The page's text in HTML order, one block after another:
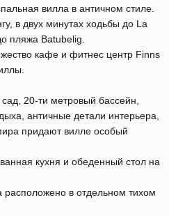
вилла в античном стиле.
в двух минутах ходьбы до La
пляжа Batubelig.
кафе и фитнес центр Finns
20-ти метровый бассейн,
античные детали интерьера,
придают вилле особый
кухня и обеденный стол на
в отдельном тихом